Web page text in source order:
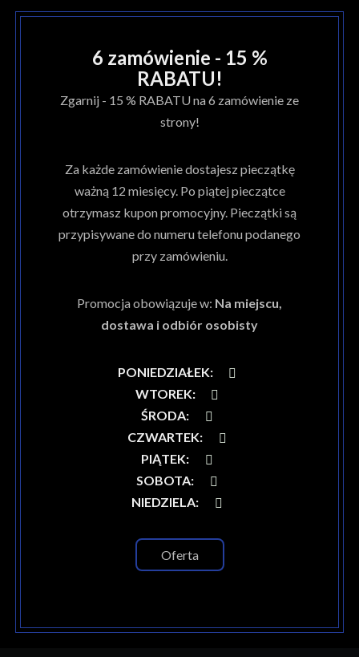
6 zamówienie - 15 %
RABATU!
Zgarnij - 15 % RABATU na 6 zamówienie ze
strony!
Za każde zamówienie dostajesz pieczątkę
ważną 12 miesięcy. Po piątej pieczątce
otrzymasz kupon promocyjny. Pieczątki są
przypisywane do numeru telefonu podanego
przy zamówieniu.
Promocja obowiązuje w: Na miejscu,
dostawa i odbiór osobisty
PONIEDZIAŁEK:
WTOREK:
ŚRODA:
CZWARTEK:
PIĄTEK:
SOBOTA:
NIEDZIELA:
Oferta